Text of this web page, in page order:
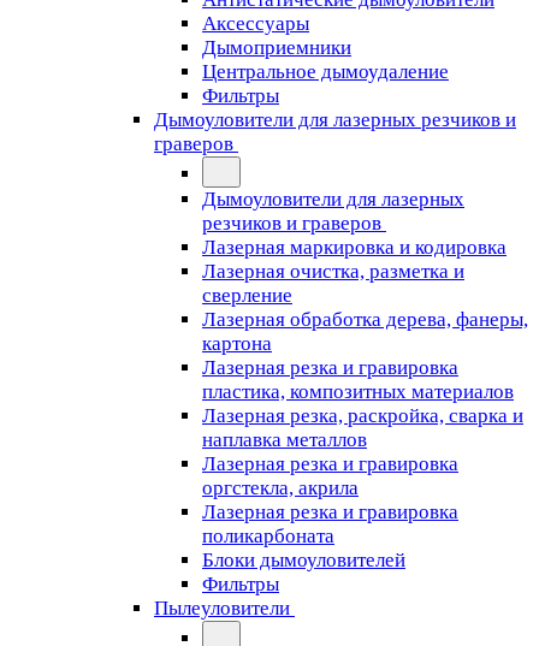
Аксессуары
Дымоприемники
Центральное дымоудаление
Фильтры
Дымоуловители для лазерных резчиков и
граверов
Дымоуловители для лазерных
резчиков и граверов
Лазерная маркировка и кодировка
Лазерная очистка, разметка и
сверление
Лазерная обработка дерева, фанеры,
картона
Лазерная резка и гравировка
пластика, композитных материалов
Лазерная резка, раскройка, сварка и
наплавка металлов
Лазерная резка и гравировка
оргстекла, акрила
Лазерная резка и гравировка
поликарбоната
Блоки дымоуловителей
Фильтры
Пылеуловители